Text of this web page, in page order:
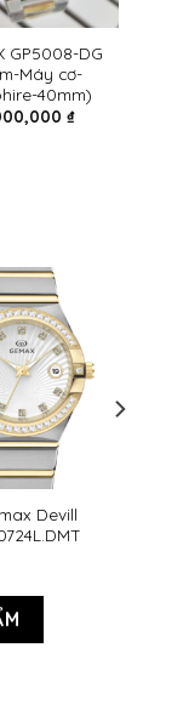
GP5008-DG
Máy cơ-
40mm)
₫
Devill